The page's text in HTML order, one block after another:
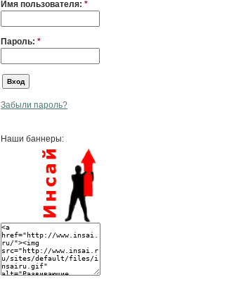
Имя пользователя: *
Пароль: *
Забыли пароль?
Наши баннеры: